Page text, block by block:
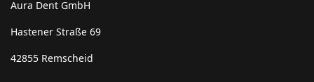
Aura Dent GmbH
Hastener Straße 69
42855 Remscheid